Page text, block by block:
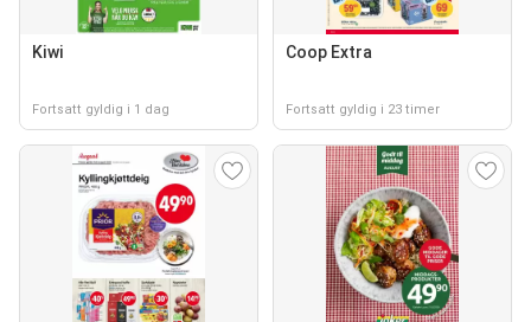
Kiwi
Fortsatt gyldig i 1 dag
Coop Extra
Fortsatt gyldig i 23 timer